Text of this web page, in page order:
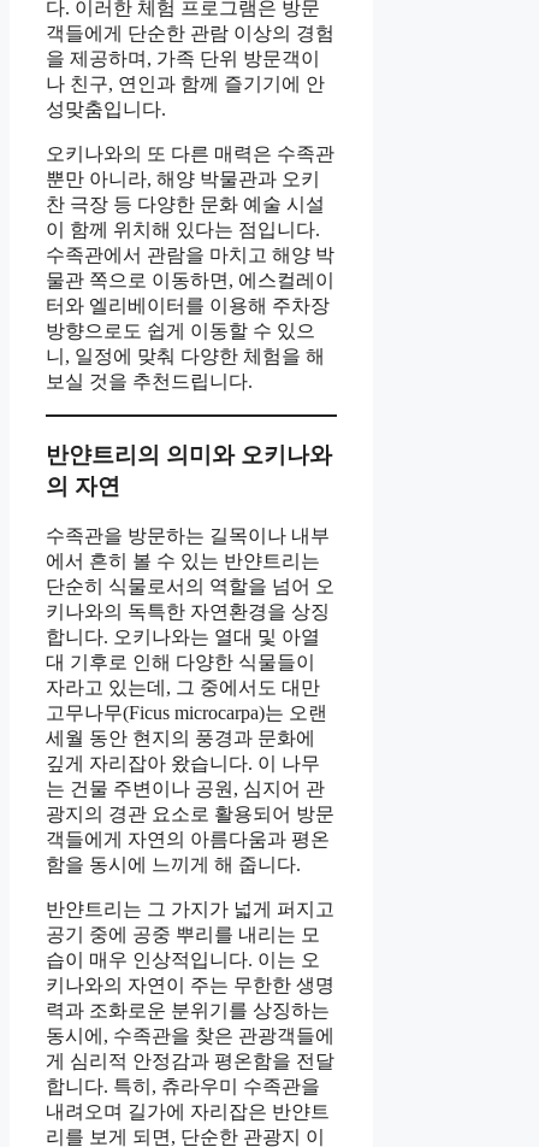
다. 이러한 체험 프로그램은 방문
객들에게 단순한 관람 이상의 경험
을 제공하며, 가족 단위 방문객이
나 친구, 연인과 함께 즐기기에 안
성맞춤입니다.
오키나와의 또 다른 매력은 수족관
뿐만 아니라, 해양 박물관과 오키
찬 극장 등 다양한 문화 예술 시설
이 함께 위치해 있다는 점입니다.
수족관에서 관람을 마치고 해양 박
물관 쪽으로 이동하면, 에스컬레이
터와 엘리베이터를 이용해 주차장
방향으로도 쉽게 이동할 수 있으
니, 일정에 맞춰 다양한 체험을 해
보실 것을 추천드립니다.
반얀트리의 의미와 오키나와
의 자연
수족관을 방문하는 길목이나 내부
에서 흔히 볼 수 있는 반얀트리는
단순히 식물로서의 역할을 넘어 오
키나와의 독특한 자연환경을 상징
합니다. 오키나와는 열대 및 아열
대 기후로 인해 다양한 식물들이
자라고 있는데, 그 중에서도 대만
고무나무(Ficus microcarpa)는 오랜
세월 동안 현지의 풍경과 문화에
깊게 자리잡아 왔습니다. 이 나무
는 건물 주변이나 공원, 심지어 관
광지의 경관 요소로 활용되어 방문
객들에게 자연의 아름다움과 평온
함을 동시에 느끼게 해 줍니다.
반얀트리는 그 가지가 넓게 퍼지고
공기 중에 공중 뿌리를 내리는 모
습이 매우 인상적입니다. 이는 오
키나와의 자연이 주는 무한한 생명
력과 조화로운 분위기를 상징하는
동시에, 수족관을 찾은 관광객들에
게 심리적 안정감과 평온함을 전달
합니다. 특히, 츄라우미 수족관을
내려오며 길가에 자리잡은 반얀트
리를 보게 되면, 단순한 관광지 이